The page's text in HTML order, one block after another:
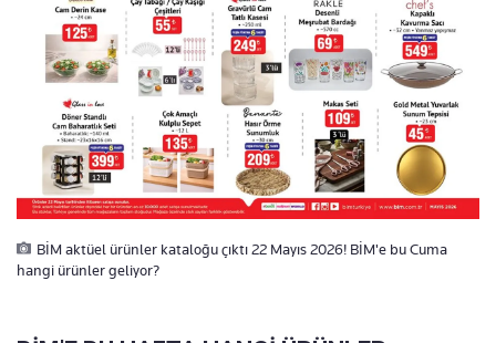
BİM aktüel ürünler kataloğu çıktı 22 Mayıs 2026! BİM'e bu Cuma
hangi ürünler geliyor?